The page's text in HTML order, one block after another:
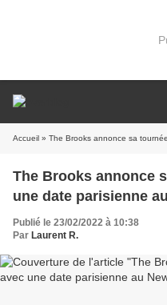
Accueil » The Brooks annonce sa tournée
The Brooks annonce
une date parisienne
Publié le 23/02/2022 à 10:38
Par Laurent R.